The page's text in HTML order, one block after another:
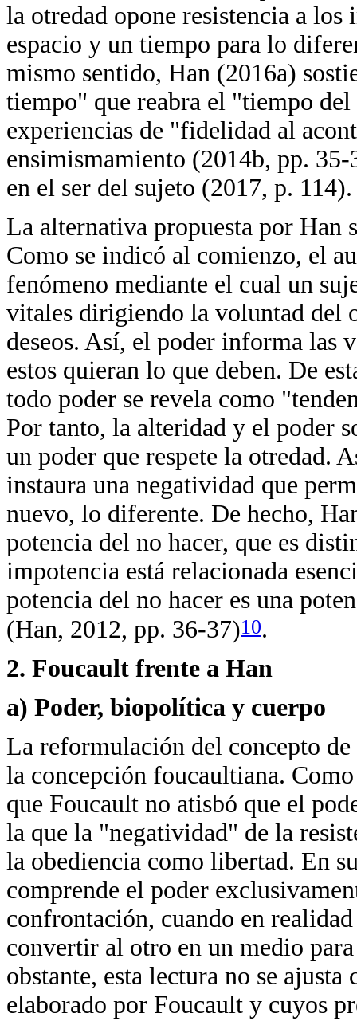
la otredad opone resistencia a
espacio y un tiempo para lo
mismo sentido, Han (2016a)
tiempo" que reabra el "tiempo
experiencias de "fidelidad al
ensimismamiento (2014b, pp.
en el ser del sujeto (2017, p. 114).
La alternativa propuesta por Han
Como se indicó al comienzo, el
fenómeno mediante el cual un
vitales dirigiendo la voluntad del
deseos. Así, el poder informa las
estos quieran lo que deben. De
todo poder se revela como
Por tanto, la alteridad y el poder
un poder que respete la otredad.
instaura una negatividad que
nuevo, lo diferente. De hecho,
potencia del no hacer, que es
impotencia está relacionada
potencia del no hacer es una
(Han, 2012, pp. 36-37)10.
2. Foucault frente a Han
a) Poder, biopolítica y cuerpo
La reformulación del concepto
la concepción foucaultiana.
que Foucault no atisbó que el
la que la "negatividad" de la
la obediencia como libertad. En
comprende el poder
confrontación, cuando en
convertir al otro en un medio
obstante, esta lectura no se
elaborado por Foucault y cuyos